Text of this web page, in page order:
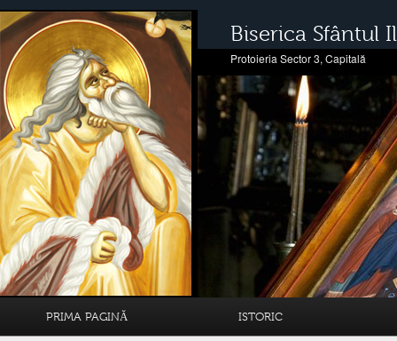
Biserica Sfântul
Protoieria Sector 3, Capitală
PRIMA PAGINĂ ISTORIC